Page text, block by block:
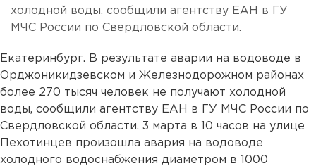
холодной воды, сообщили агентству ЕАН в ГУ
МЧС России по Свердловской области.
Екатеринбург. В результате аварии на водоводе в
Орджоникидзевском и Железнодорожном районах
более 270 тысяч человек не получают холодной
воды, сообщили агентству ЕАН в ГУ МЧС России по
Свердловской области. 3 марта в 10 часов на улице
Пехотинцев произошла авария на водоводе
холодного водоснабжения диаметром в 1000